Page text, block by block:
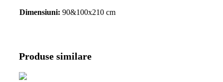
Dimensiuni: 90&100x210 cm
Produse similare